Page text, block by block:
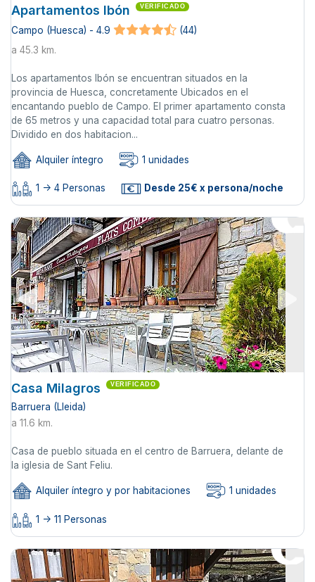
Apartamentos Ibón VERIFICADO
Campo (Huesca) - 4.9
(44)
a 45.3 km.
Los apartamentos Ibón se encuentran situados en la
provincia de Huesca, concretamente Ubicados en el
encantando pueblo de Campo. El primer apartamento consta
de 65 metros y una capacidad total para cuatro personas.
Dividido en dos habitacion...
Alquiler íntegro 1 unidades
1 -> 4 Personas Desde 25€ x persona/noche
Casa Milagros VERIFICADO
Barruera (Lleida)
a 11.6 km.
Casa de pueblo situada en el centro de Barruera, delante de
la iglesia de Sant Feliu.
Alquiler íntegro y por habitaciones 1 unidades
1 -> 11 Personas